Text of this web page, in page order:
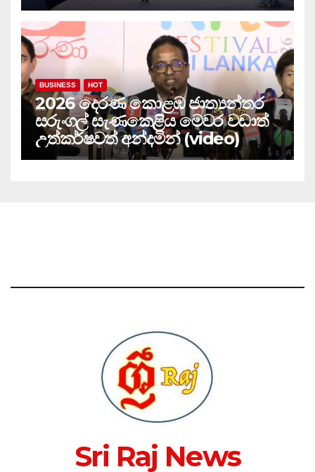
BUSINESS HOT
2026 දෙරණ කොළඹ ජාත්‍යන්තර
සරුංගල් සැණකෙළිය මෙවර වඩාත්
උත්කර්ෂවත් අන්දමින් (video)
Sri Raj News